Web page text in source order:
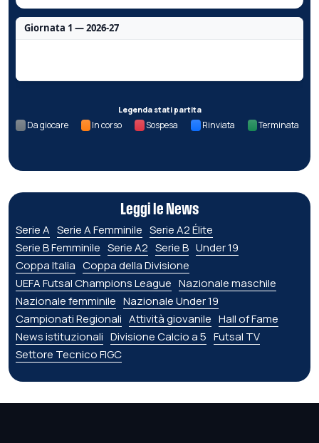
Giornata 1 — 2026-27
Legenda stati partita
Da giocare In corso Sospesa Rinviata Terminata
Leggi le News
Serie A Serie A Femminile Serie A2 Élite
Serie B Femminile Serie A2 Serie B Under 19
Coppa Italia Coppa della Divisione
UEFA Futsal Champions League Nazionale maschile
Nazionale femminile Nazionale Under 19
Campionati Regionali Attività giovanile Hall of Fame
News istituzionali Divisione Calcio a 5 Futsal TV
Settore Tecnico FIGC